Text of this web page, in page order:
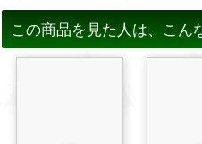
この商品を見た人は、こん